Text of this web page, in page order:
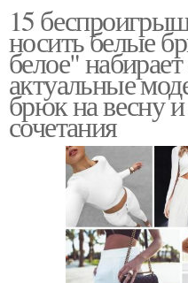
15
носить белые
белое"
актуальные
брюк на весну
сочетания